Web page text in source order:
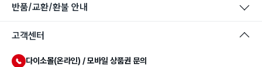
반품/교환/환불 안내
고객센터
다이소몰(온라인) / 모바일 상품권 문의